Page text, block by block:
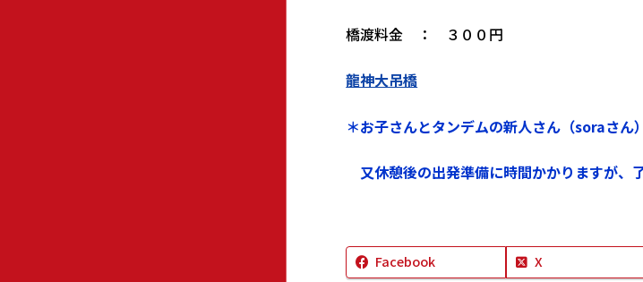
橋渡料金 ： ３００円
龍神大吊橋
＊お子さんとタンデムの新人さん（soraさん
又休憩後の出発準備に時間かかりますが、
Facebook X